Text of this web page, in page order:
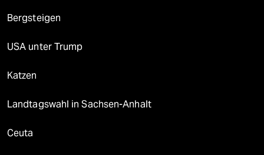
Bergsteigen
USA unter Trump
Katzen
Landtagswahl in Sachsen-Anhalt
Ceuta